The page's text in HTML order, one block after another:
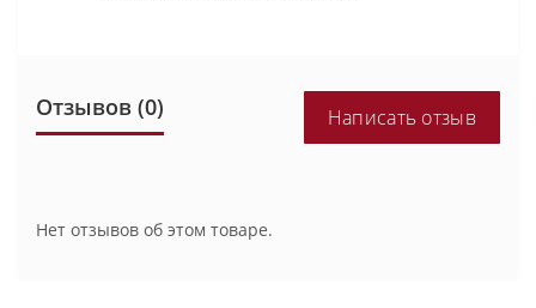
Отзывов (0) Написать отзыв
Нет отзывов об этом товаре.